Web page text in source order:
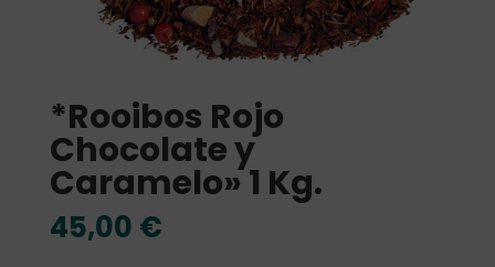
*Rooibos Rojo
Chocolate y
Caramelo» 1 Kg.
45,00 €